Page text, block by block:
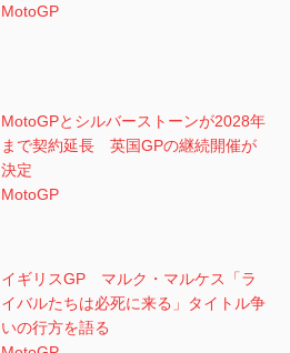
MotoGP
MotoGPとシルバーストーンが2028年
まで契約延長 英国GPの継続開催が
決定
MotoGP
イギリスGP マルク・マルケス「ラ
イバルたちは必死に来る」タイトル争
いの行方を語る